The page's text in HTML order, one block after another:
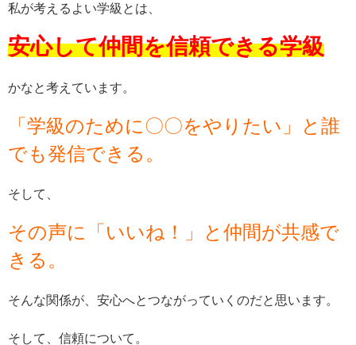
私が考えるよい学級とは、
安心して仲間を信頼できる学級
かなと考えています。
「学級のために〇〇をやりたい」と誰
でも発信できる。
そして、
その声に「いいね！」と仲間が共感で
きる。
そんな関係が、安心へとつながっていくのだと思います。
そして、信頼について。